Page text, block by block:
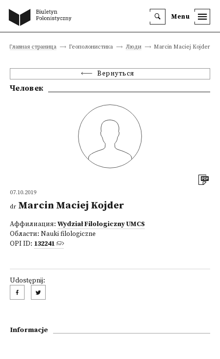
Menu
Главная страница Геополонистика Люди Marcin Maciej Kojder
Вернуться
Человек
07.10.2019
dr Marcin Maciej Kojder
Аффилиация: Wydział Filologiczny UMCS
Области: Nauki filologiczne
OPI ID: 132241
Udostępnij:
Informacje